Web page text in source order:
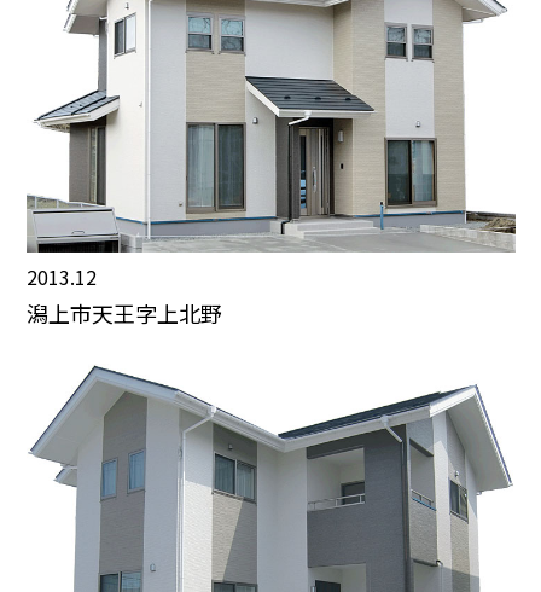
2013.12
潟上市天王字上北野